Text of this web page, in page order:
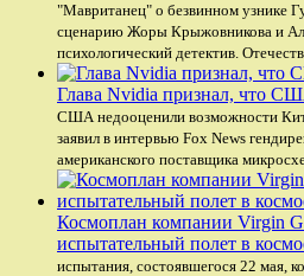
"Мавританец" о безвинном узнике
сценарию Жоры Крыжовникова и
психологический детектив.
Глава Nvidia признал, что
США недооценили возможности
заявил в интервью Fox News
американского поставщика
Космоплан компании Virgin
испытательный полет в
испытания, состоявшегося 22 мая,